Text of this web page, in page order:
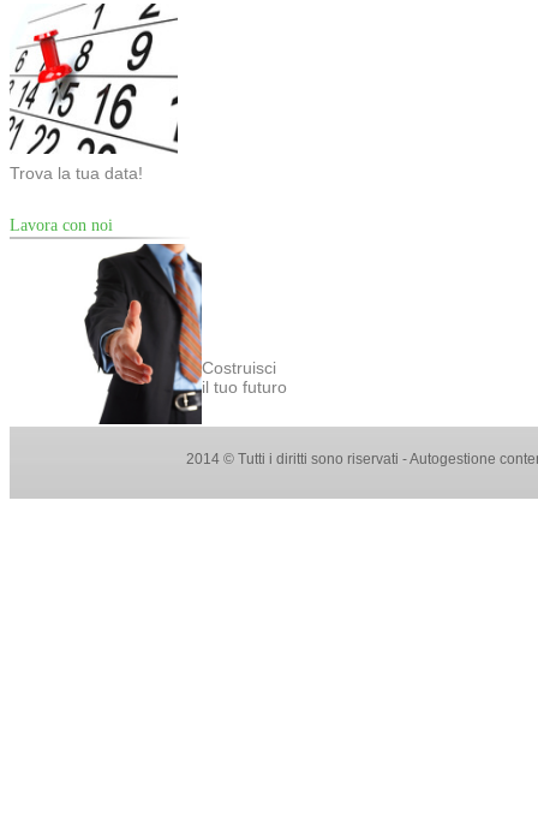
Trova la tua data!
Lavora con noi
Costruisci
il tuo futuro
2014 © Tutti i diritti sono riservati - Autogestione